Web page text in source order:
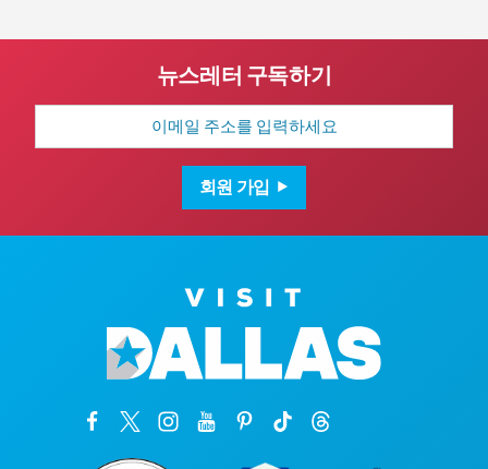
뉴스레터 구독하기
이
일
회원 가입